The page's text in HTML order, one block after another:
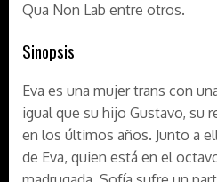
Qua Non Lab entre otros.
Sinopsis
Eva es una mujer trans con
igual que su hijo Gustavo, su
en los últimos años. Junto a
de Eva, quien está en el